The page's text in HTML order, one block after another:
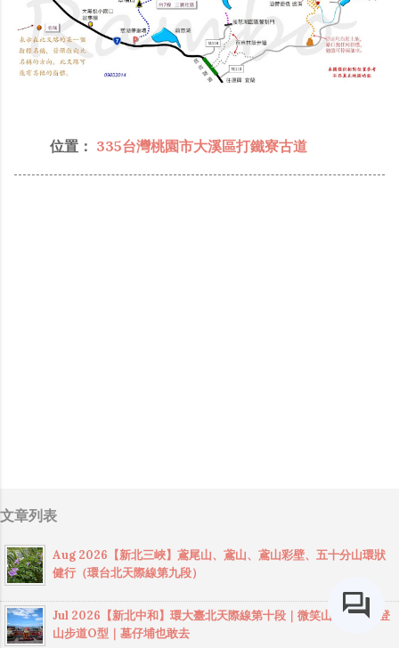
位置： 335台灣桃園市大溪區打鐵寮古道
文章列表
Aug 2026【新北三峽】鳶尾山、鳶山、鳶山彩壁、五十分山環狀
健行（環台北天際線第九段）
Jul 2026【新北中和】環大臺北天際線第十段｜微笑山線烘爐地登
山步道O型｜墓仔埔也敢去